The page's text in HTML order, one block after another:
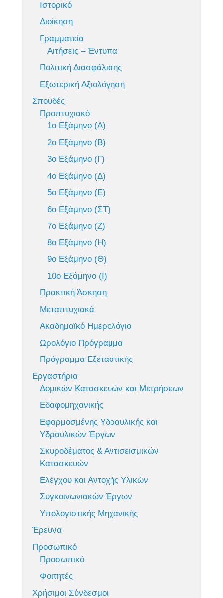
Ιστορικό
Διοίκηση
Γραμματεία
Αιτήσεις – Έντυπα
Πολιτική Διασφάλισης
Εξωτερική Αξιολόγηση
Σπουδές
Προπτυχιακό
1ο Εξάμηνο (Α)
2ο Εξάμηνο (Β)
3ο Εξάμηνο (Γ)
4ο Εξάμηνο (Δ)
5ο Εξάμηνο (Ε)
6ο Εξάμηνο (ΣΤ)
7ο Εξάμηνο (Ζ)
8ο Εξάμηνο (Η)
9ο Εξάμηνο (Θ)
10ο Εξάμηνο (Ι)
Πρακτική Άσκηση
Μεταπτυχιακά
Ακαδημαϊκό Ημερολόγιο
Ωρολόγιο Πρόγραμμα
Πρόγραμμα Εξεταστικής
Εργαστήρια
Δομικών Κατασκευών και Μετρήσεων
Εδαφομηχανικής
Εφαρμοσμένης Υδραυλικής και
Υδραυλικών Έργων
Σκυροδέματος & Αντισεισμικών
Κατασκευών
Ελέγχου και Αντοχής Υλικών
Συγκοινωνιακών Έργων
Υπολογιστικής Μηχανικής
Έρευνα
Προσωπικό
Προσωπικό
Φοιτητές
Χρήσιμοι Σύνδεσμοι